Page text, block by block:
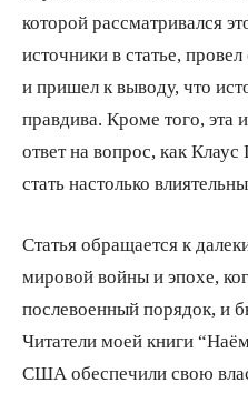
которой рассматривался
источники в статье,
и пришел к выводу, что
правдива. Кроме того, эта
ответ на вопрос, как
стать настолько
Статья обращается к
мировой войны и эпохе,
послевоенный порядок, и
Читатели моей книги
США обеспечили свою